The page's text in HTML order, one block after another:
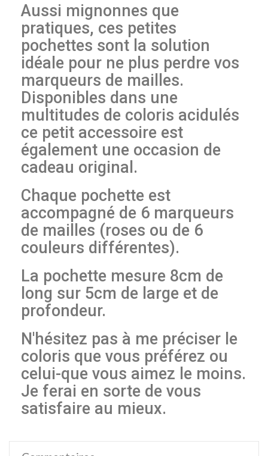
Aussi mignonnes que
pratiques, ces petites
pochettes sont la solution
idéale pour ne plus perdre vos
marqueurs de mailles.
Disponibles dans une
multitudes de coloris acidulés
ce petit accessoire est
également une occasion de
cadeau original.
Chaque pochette est
accompagné de 6 marqueurs
de mailles (roses ou de 6
couleurs différentes).
La pochette mesure 8cm de
long sur 5cm de large et de
profondeur.
N'hésitez pas à me préciser le
coloris que vous préférez ou
celui-que vous aimez le moins.
Je ferai en sorte de vous
satisfaire au mieux.